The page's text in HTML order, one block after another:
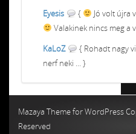
Eyesis
{
Jó volt újra
Valakinek nincs meg a
KaLoZ
{ Rohadt nagy
nerf neki ... }
Mazaya Theme for WordPress
Reserved